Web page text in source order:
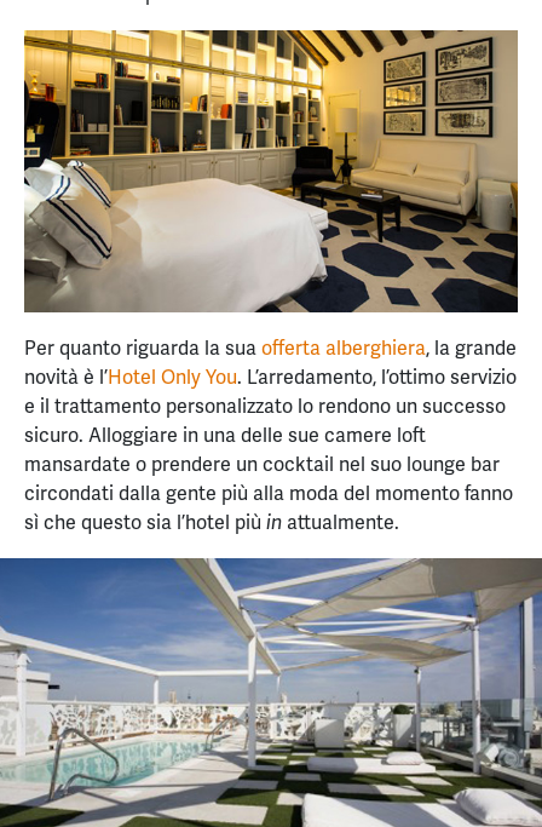
Per quanto riguarda la suaofferta alberghiera, la grande
novità è l’Hotel Only You. L’arredamento, l’ottimo servizio
e il trattamento personalizzato lo rendono un successo
sicuro. Alloggiare in una delle sue camere loft
mansardate o prendere un cocktail nel suo lounge bar
circondati dalla gente più alla moda del momento fanno
sì che questo sia l’hotel più in attualmente.